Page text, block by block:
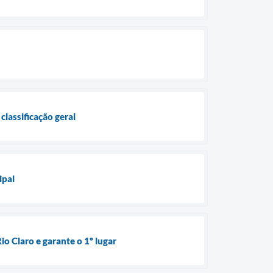
geral
Claro e garante o 1º lugar